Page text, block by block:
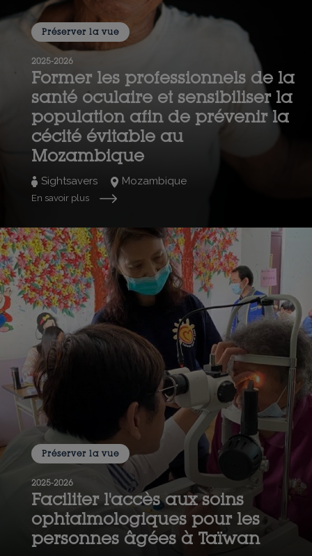
Préserver la vue
2025-2026
Former les professionnels de la
santé oculaire et sensibiliser la
population afin de prévenir la
cécité évitable au
Mozambique
Sightsavers Mozambique
En savoir plus
Préserver la vue
2025-2026
Faciliter l'accès aux soins
ophtalmologiques pour les
personnes âgées à Taïwan